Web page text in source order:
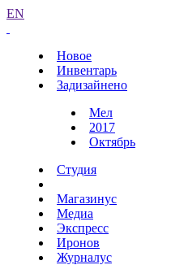
EN
Новое
Инвентарь
Задизайнено
Мел
2017
Октябрь
Студия
Магазинус
Медиа
Экспресс
Иронов
Журналус